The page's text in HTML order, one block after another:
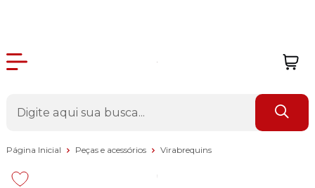
Página Inicial Peças e acessórios Virabrequins